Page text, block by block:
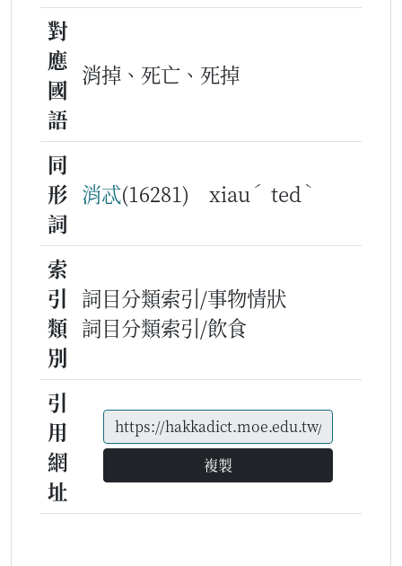
對
應
國
語
消掉、死亡、死掉
同
形
詞
消忒(16281) xiau ˊ ted ˋ
索
引
類
別
詞目分類索引/事物情狀
詞目分類索引/飲食
引
用
網
址
複製